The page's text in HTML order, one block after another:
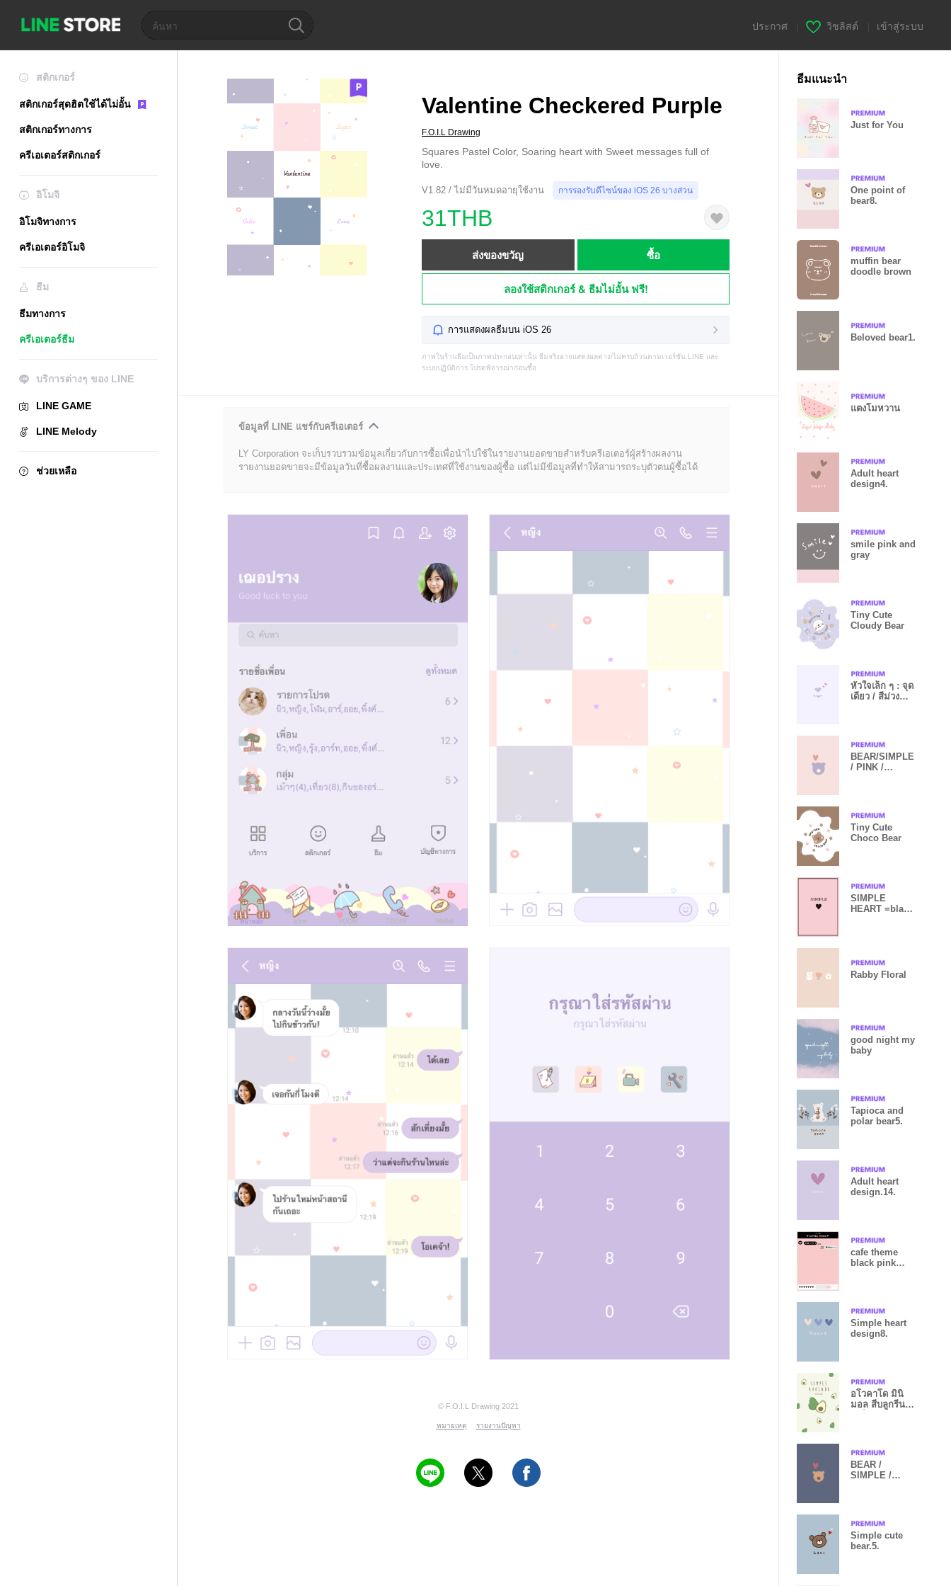
ประกาศ วิชลิสต์ เข้าสู่ระบบ
สติกเกอร์
สติกเกอร์สุดฮิตใช้ได้ไม่อั้น
สติกเกอร์ทางการ
ครีเอเตอร์สติกเกอร์
อิโมจิ
อิโมจิทางการ
ครีเอเตอร์อิโมจิ
ธีม
ธีมทางการ
ครีเอเตอร์ธีม
บริการต่างๆ ของ LINE
LINE GAME
LINE Melody
ช่วยเหลือ
Valentine Checkered Purple
F.O.I.L Drawing
Squares Pastel Color, Soaring heart with Sweet messages full of
love.
V1.82 / ไม่มีวันหมดอายุใช้งาน การรองรับดีไซน์ของ iOS 26 บางส่วน
31THB
ส่งของขวัญ ซื้อ
ลองใช้สติกเกอร์ & ธีมไม่อั้น ฟรี!
การแสดงผลธีมบน iOS 26
ภาพในร้านธีมเป็นภาพประกอบเท่านั้น ธีมจริงอาจแสดงผลต่าง/ไม่ครบถ้วนตามเวอร์ชัน LINE และ
ระบบปฏิบัติการ โปรดพิจารณาก่อนซื้อ
ข้อมูลที่ LINE แชร์กับครีเอเตอร์
LY Corporation จะเก็บรวบรวมข้อมูลเกี่ยวกับการซื้อเพื่อนำไปใช้ในรายงานยอดขายสำหรับครีเอเตอร์ผู้สร้างผลงาน
รายงานยอดขายจะมีข้อมูลวันที่ซื้อผลงานและประเทศที่ใช้งานของผู้ซื้อ แต่ไม่มีข้อมูลที่ทำให้สามารถระบุตัวตนผู้ซื้อได้
© F.O.I.L Drawing 2021
หมายเหตุ รายงานปัญหา
ธีมแนะนำ
Just for You
One point of
bear8.
muffin bear
doodle brown
Beloved bear1.
แตงโมหวาน
Adult heart
design4.
smile pink and
gray
Tiny Cute
Cloudy Bear
หัวใจเล็ก ๆ : จุด
เดียว / สีม่วง
BEAR/SIMPLE
/ PINK /
Tiny Cute
Choco Bear
SIMPLE
HEART =black
Rabby Floral
good night my
baby
Tapioca and
polar bear5.
Adult heart
design.14.
cafe theme
black pink
Simple heart
design8.
อโวคาโด มินิ
มอล สีบลูกรีน
BEAR /
SIMPLE /
Simple cute
bear.5.